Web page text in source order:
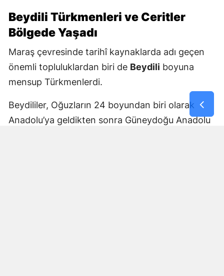
Beydili Türkmenleri ve Ceritler
Bölgede Yaşadı
Maraş çevresinde tarihî kaynaklarda adı geçen
önemli topluluklardan biri de Beydili boyuna
mensup Türkmenlerdi.
Beydililer, Oğuzların 24 boyundan biri olarak
Anadolu’ya geldikten sonra Güneydoğu Anadolu